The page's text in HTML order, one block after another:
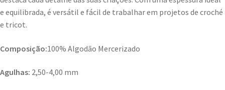
e equilibrada, é versátil e fácil de trabalhar em projetos de croché
e tricot.
Composição:100% Algodão Mercerizado
Agulhas: 2,50-4,00 mm